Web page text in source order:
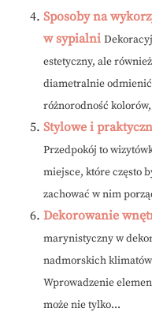
Sposoby na
w sypialni
estetyczny, ale
diametralnie
różnorodność
Stylowe i
Przedpokój to
miejsce, które często
zachować w nim
Dekorowanie
marynistyczny w
nadmorskich
Wprowadzenie
może nie tylko...